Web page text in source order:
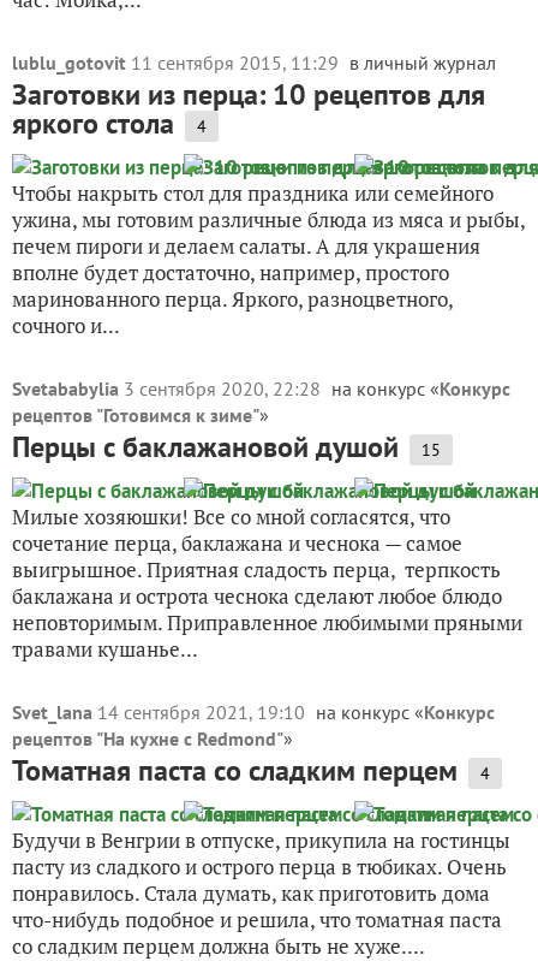
lublu_gotovit 11 сентября 2015, 11:29 в личный журнал
Заготовки из перца: 10 рецептов для
яркого стола 4
Чтобы накрыть стол для праздника или семейного
ужина, мы готовим различные блюда из мяса и рыбы,
печем пироги и делаем салаты. А для украшения
вполне будет достаточно, например, простого
маринованного перца. Яркого, разноцветного,
сочного и...
Svetababylia 3 сентября 2020, 22:28 на конкурс «Конкурс
рецептов "Готовимся к зиме"»
Перцы с баклажановой душой 15
Милые хозяюшки! Все со мной согласятся, что
сочетание перца, баклажана и чеснока — самое
выигрышное. Приятная сладость перца, терпкость
баклажана и острота чеснока сделают любое блюдо
неповторимым. Приправленное любимыми пряными
травами кушанье...
Svet_lana 14 сентября 2021, 19:10 на конкурс «Конкурс
рецептов "На кухне с Redmond"»
Томатная паста со сладким перцем 4
Будучи в Венгрии в отпуске, прикупила на гостинцы
пасту из сладкого и острого перца в тюбиках. Очень
понравилось. Стала думать, как приготовить дома
что-нибудь подобное и решила, что томатная паста
со сладким перцем должна быть не хуже....